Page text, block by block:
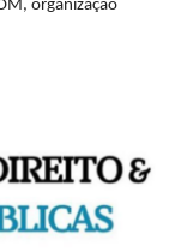
organização